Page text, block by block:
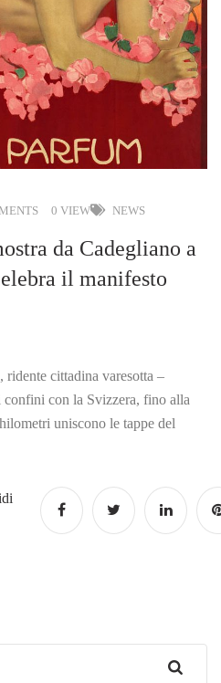
0 VIEW NEWS
da Cadegliano a
il manifesto
cittadina varesotta –
con la Svizzera, fino alla
uniscono le tappe del